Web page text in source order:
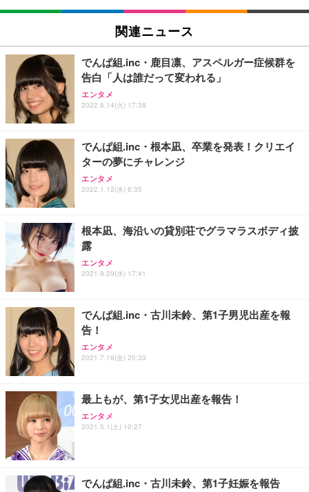
SIHOO B100 オフィスチェア／デスクチェア メッシ
ュチェア 人間工学 疲れない ブラック
￥27,999
Sezlife オフィスチェア デスクチェア 疲れない テレ
ワーク チェア 強化バックレスト 30度ロッキング機
能 人間工学 椅子 腰サポート 90度跳ね上げ式アーム
ョン PCチェア 通気性メッシュ ゲーミング/勉強/事
務用 おしゃれ パソコンチェア (ブラック)
Sezlife オフィスチェア デスクチェア 疲れない テレ
ワーク チェア 強化バックレスト 30度ロッキング機
能 人間工学 椅子 腰サポート 90度跳ね上げ式アーム
務用 おしゃれ パソコンチェア (ホワイト)
ANDWINT オフィスチェア デスクチェア 肘なし メ
ッシュ 通気性 ランバーサポート付き 腰サポート ガ
ス圧無段階昇降 360度回転 キャスター付き コンパク
EIZO ビジネス向けプレミアムモニター | FlexScan
【純正品】27"ゲーミングモニター DualSense 充電
フック付き（CFI-ZDM1J）
【整備済み品】Dell E2724HS 27インチ 液晶モニタ
ー フルHD（1920×1080）VA 非光沢 HDMI/DisplayP
ort/VGA スピーカー内蔵 高さ調整 スイベル VESA対
【MiniLED/24.5inch/280Hz/FHD】GRAPHT THE S
HOOTER Gaming Monitor 24” Essential ゲーミン
グモニター QD 24.5インチ 1ms FHD 量子ドット 残
Amazonベーシック ペットシーツ 厚型 ワイド 42枚
x2袋(84枚) ホワイト(吸収面:ライトブルー)
￥3,234
ネオ・ルーライフ ネオ・オムツ L 中型犬用 26枚入
り 単品
Smart Basic(スマートベーシック) 【Amazon.co.jp
限定】 Smart Basic アイリスオーヤマ ペットシーツ
超厚型 お徳用 ワイド 100枚入 (x 1) (ケース販売)
アイリスオーヤマ ペットシーツ 超厚型 お徳用 レギ
ュラー 200枚入【Amazon.co.jp限定】
関連ニュース
でんぱ組.inc・鹿目凛、アスペルガー症候群を
告白「人は誰だって変われる」
エンタメ
2022.6.14(火) 17:38
でんぱ組.inc・根本凪、卒業を発表！クリエイ
ターの夢にチャレンジ
エンタメ
2022.1.12(水) 6:35
根本凪、海沿いの貸別荘でグラマラスボディ披
露
エンタメ
2021.9.29(水) 17:41
でんぱ組.inc・古川未鈴、第1子男児出産を報
告！
エンタメ
2021.7.16(金) 20:33
最上もが、第1子女児出産を報告！
エンタメ
2021.5.1(土) 10:27
でんぱ組.inc・古川未鈴、第1子妊娠を報告